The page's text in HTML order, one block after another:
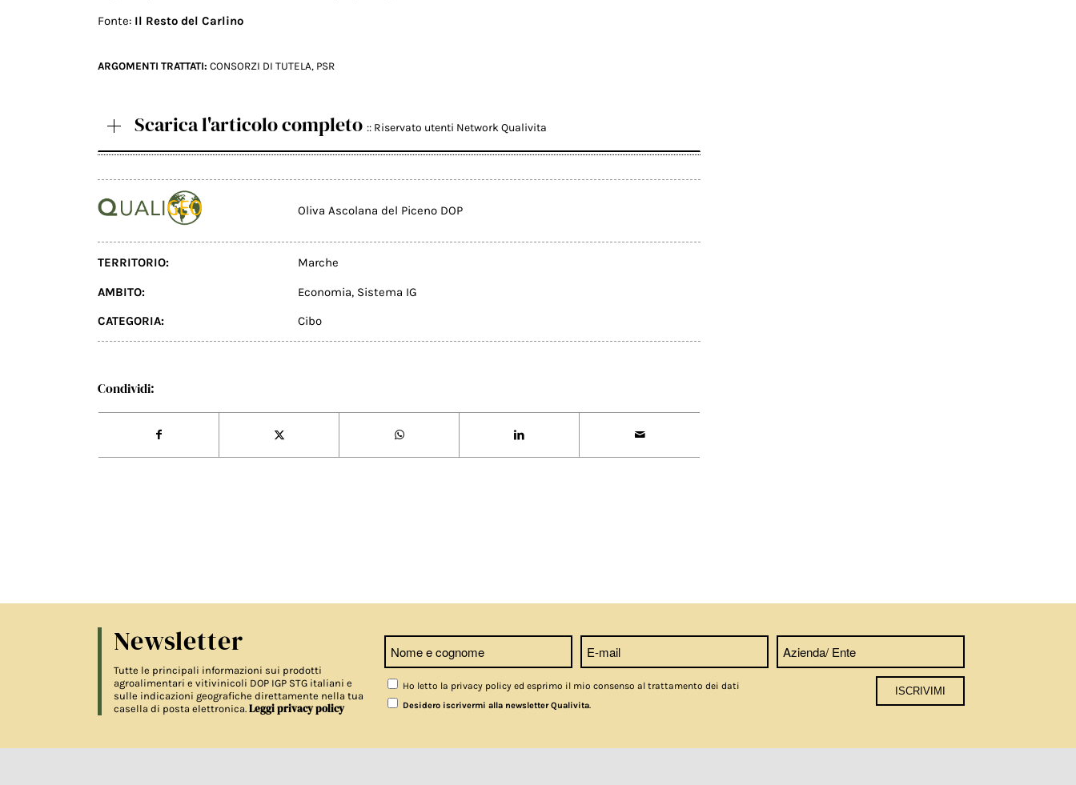
Fonte: Il Resto del Carlino
ARGOMENTI TRATTATI: CONSORZI DI TUTELA, PSR
Scarica l'articolo completo :: Riservato utenti Network Qualivita
Oliva Ascolana del Piceno DOP
TERRITORIO: Marche
AMBITO: Economia, Sistema IG
CATEGORIA: Cibo
Condividi:
Newsletter
Tutte le principali informazioni sui prodotti
agroalimentari e vitivinicoli DOP IGP STG italiani e
sulle indicazioni geografiche direttamente nella tua
casella di posta elettronica. Leggi privacy policy
Ho letto la privacy policy ed esprimo il mio consenso al trattamento dei dati
Desidero iscrivermi alla newsletter Qualivita.